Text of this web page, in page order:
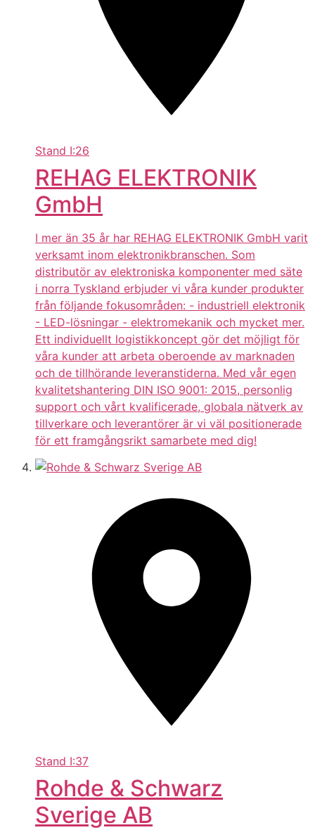
Stand I:26
REHAG ELEKTRONIK
GmbH
I mer än 35 år har REHAG ELEKTRONIK GmbH varit
verksamt inom elektronikbranschen. Som
distributör av elektroniska komponenter med säte
i norra Tyskland erbjuder vi våra kunder produkter
från följande fokusområden: - industriell elektronik
- LED-lösningar - elektromekanik och mycket mer.
Ett individuellt logistikkoncept gör det möjligt för
våra kunder att arbeta oberoende av marknaden
och de tillhörande leveranstiderna. Med vår egen
kvalitetshantering DIN ISO 9001: 2015, personlig
support och vårt kvalificerade, globala nätverk av
tillverkare och leverantörer är vi väl positionerade
för ett framgångsrikt samarbete med dig!
Stand I:37
Rohde & Schwarz
Sverige AB